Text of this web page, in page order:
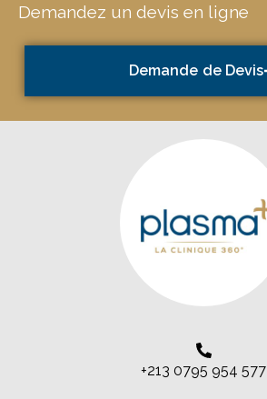
Demandez un devis en ligne
Demande de Devis
+213 0795 954 577